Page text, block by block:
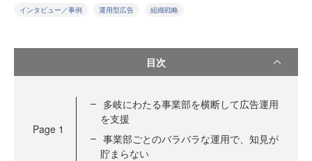
インタビュー／事例 運用型広告 組織戦略
目次
Page 1
多岐にわたる事業部を横断して広告運用
を支援
事業部ごとのバラバラな運用で、知見が
貯まらない